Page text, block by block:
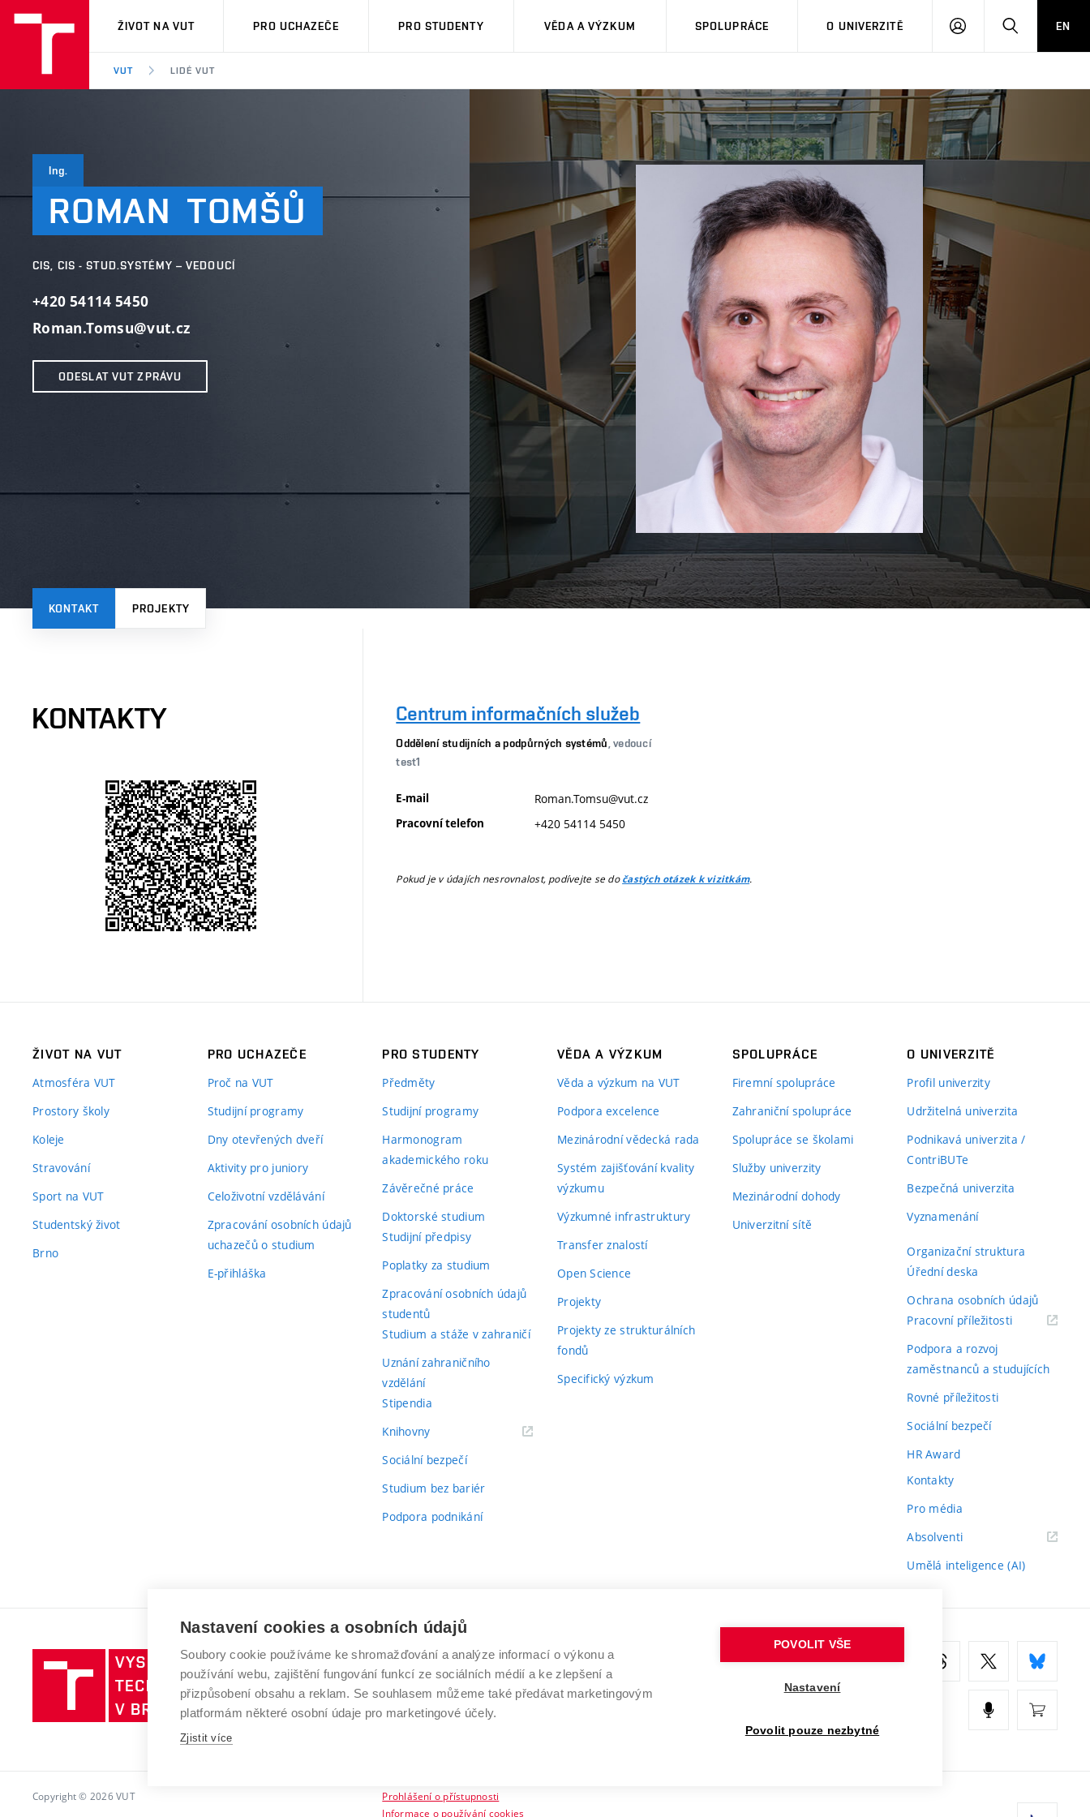
VUT
ŽIVOT NA VUT PRO UCHAZEČE PRO STUDENTY VĚDA A VÝZKUM SPOLUPRÁCE O UNIVERZITĚ
PŘIHLÁSIT HLEDATEN
VUT LIDÉ VUT
Ing.
ROMAN TOMŠŮ
CIS, CIS - STUD.SYSTÉMY – VEDOUCÍ
+420 54114 5450
Roman.Tomsu@vut.cz
ODESLAT VUT ZPRÁVU
KONTAKT PROJEKTY
KONTAKTY Centrum informačních služeb
Oddělení studijních a podpůrných systémů , vedoucí
test1
E-mail Roman.Tomsu@vut.cz
Pracovní telefon +420 54114 5450
Pokud je v údajích nesrovnalost, podívejte se dočastých otázek k vizitkám.
ŽIVOT NA VUT
Atmosféra VUT
Prostory školy
Koleje
Stravování
Sport na VUT
Studentský život
Brno
PRO UCHAZEČE
Proč na VUT
Studijní programy
Dny otevřených dveří
Aktivity pro juniory
Celoživotní vzdělávání
Zpracování osobních údajů
uchazečů o studium
E-přihláška
PRO STUDENTY
Předměty
Studijní programy
Harmonogram
akademického roku
Závěrečné práce
Doktorské studium
Studijní předpisy
Poplatky za studium
Zpracování osobních údajů
studentů
Studium a stáže v zahraničí
Uznání zahraničního
vzdělání
Stipendia
Knihovny(externí
Sociální bezpečí
Studium bez bariér
Podpora podnikání
VĚDA A VÝZKUM
Věda a výzkum na VUT
Podpora excelence
Mezinárodní vědecká rada
Systém zajišťování kvality
výzkumu
Výzkumné infrastruktury
Transfer znalostí
Open Science
Projekty
Projekty ze strukturálních
fondů
Specifický výzkum
SPOLUPRÁCE
Firemní spolupráce
Zahraniční spolupráce
Spolupráce se školami
Služby univerzity
Mezinárodní dohody
Univerzitní sítě
O UNIVERZITĚ
Profil univerzity
Udržitelná univerzita
Podnikavá univerzita /
ContriBUTe
Bezpečná univerzita
Vyznamenání
Organizační struktura
Úřední deska
Ochrana osobních údajů
Pracovní příležitosti(externí
Podpora a rozvoj
zaměstnanců a studujících
Rovné příležitosti
Sociální bezpečí
HR Award
Kontakty
Pro média
Absolventi(externí
Umělá inteligence (AI)
Vysoké
učení
technické
v
VYSOKÉ UČENÍ TECHNICKÉ V BRNĚ
Antonínská 548/1
602 00 Brno
www.vut.cz
Copyright © 2026 VUT
Prohlášení o přístupnosti
Informace o používání cookies
Nastavení cookies a osobních údajů
Soubory cookie používáme ke shromažďování a analýze informací o výkonu a
používání webu, zajištění fungování funkcí ze sociálních médií a ke zlepšení a
přizpůsobení obsahu a reklam. Se souhlasem můžeme také předávat marketingovým
platformám některé osobní údaje pro marketingové účely.
Zjistit více
POVOLIT VŠE
Nastavení
Povolit pouze nezbytné